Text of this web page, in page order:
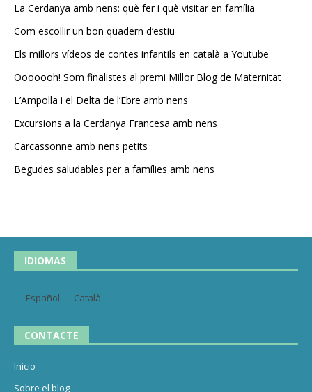
La Cerdanya amb nens: què fer i què visitar en família
Com escollir un bon quadern d’estiu
Els millors vídeos de contes infantils en català a Youtube
Ooooooh! Som finalistes al premi Millor Blog de Maternitat
L’Ampolla i el Delta de l’Ebre amb nens
Excursions a la Cerdanya Francesa amb nens
Carcassonne amb nens petits
Begudes saludables per a famílies amb nens
IDIOMAS
Español Català
CONTACTE
Inicio
Sobre el blog